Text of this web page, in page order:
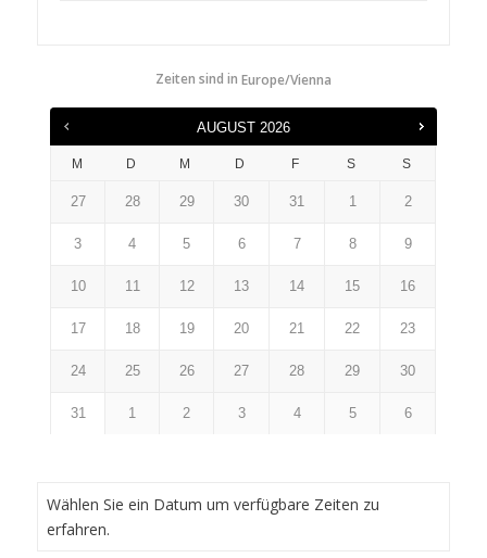
Zeiten sind in Europe/Vienna
AUGUST 2026
M D M D F S S
27 28 29 30 31 1 2
3 4 5 6 7 8 9
10 11 12 13 14 15 16
17 18 19 20 21 22 23
24 25 26 27 28 29 30
31 1 2 3 4 5 6
Wählen Sie ein Datum um verfügbare Zeiten zu
erfahren.